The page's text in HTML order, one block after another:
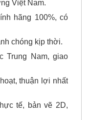
hãng 100%, có
chóng kịp thời.
Nam, giao
thuận lợi nhất
tế, bản vẽ 2D,
hàng 24/7, am